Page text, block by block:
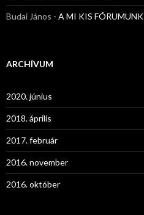
Budai János - A MI KIS FÓRUMUNK
ARCHÍVUM
2020. június
2018. április
2017. február
2016. november
2016. október